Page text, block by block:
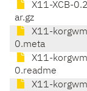
X11-XCB-
ar.gz
X11-
0.meta
X11-
0.readme
X11-